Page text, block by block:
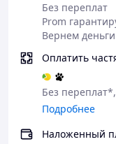
Без переплат
Prom
Вернем
Оплатить
Без
Подробнее
Наложенный